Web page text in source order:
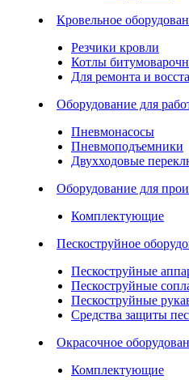
Кровельное
Резчики кровли
Котлы
Для ремонта и
Оборудование для
Пневмонасосы
Пневмоподъемники
Двухходовые
Оборудование для
Комплектующие
Пескоструйное
Пескоструйные
Пескоструйные
Пескоструйные
Средства защиты
Окрасочное
Комплектующие